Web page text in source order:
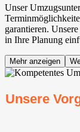
Unser
garantieren.
in Ihre Planung
Mehr anzeigen
Unsere